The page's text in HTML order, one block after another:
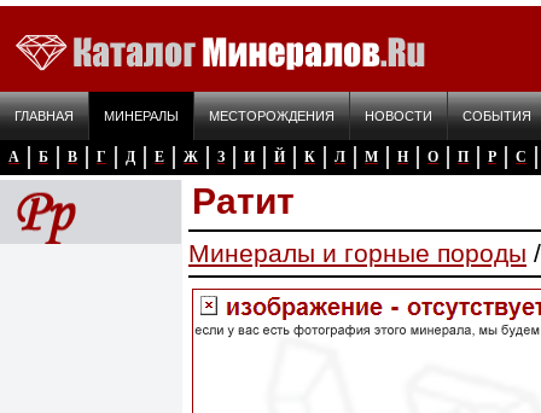
ГЛАВНАЯ МИНЕРАЛЫ МЕСТОРОЖДЕНИЯ НОВОСТИ СОБЫТИЯ
А Б В Г Д Е Ж З И Й К Л М Н О П Р С
Ратит
Минералы и горные породы